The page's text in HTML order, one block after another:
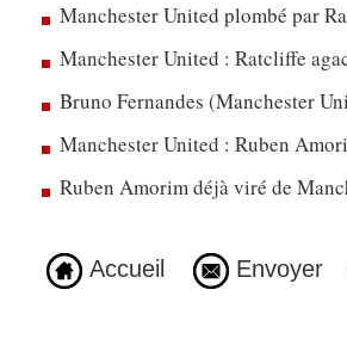
Manchester United plombé par
Manchester United : Ratcliffe
Bruno Fernandes (Manchester
Manchester United : Ruben
Ruben Amorim déjà viré de
Accueil Envoyer